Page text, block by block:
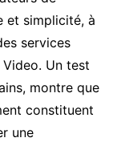
et simplicité, à
services
Un test
montre que
constituent
une